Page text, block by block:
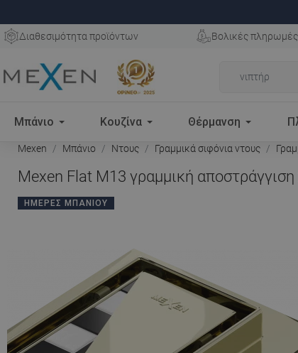
Διαθεσιμότητα προϊόντων Βολικές πληρωμές
Μπάνιο Κουζίνα Θέρμανση
Mexen Μπάνιο Ντους Γραμμικά σιφόνια ντους
Mexen Flat M13 γραμμική
ΗΜΈΡΕΣ ΜΠΆΝΙΟΥ